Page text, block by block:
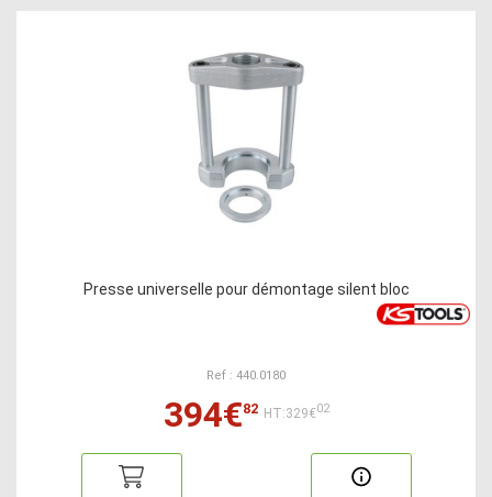
Presse universelle pour démontage silent bloc
Ref : 440.0180
394€82 HT:329€02